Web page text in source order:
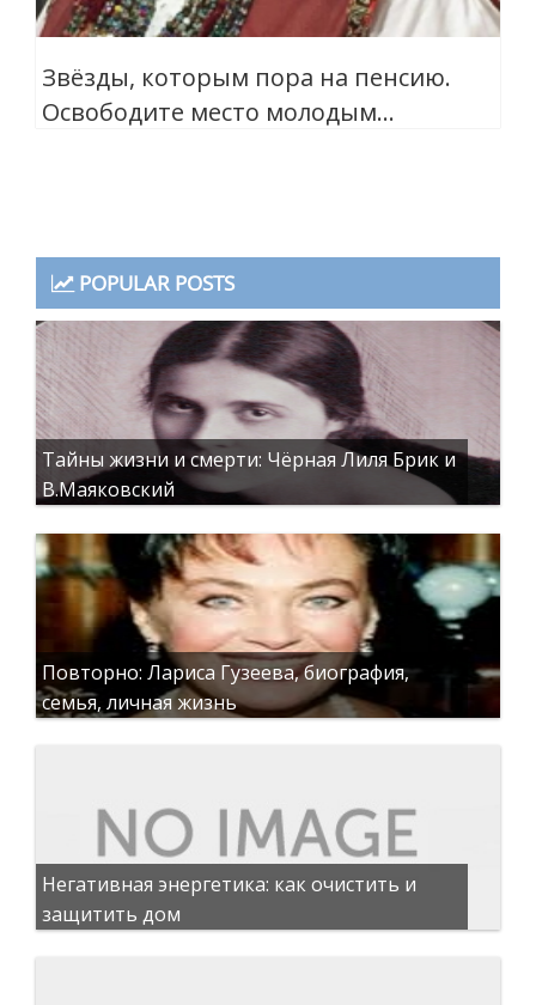
Звёзды, которым пора на пенсию.
Освободите место молодым…
POPULAR POSTS
Тайны жизни и смерти: Чёрная Лиля Брик и
В.Маяковский
Повторно: Лариса Гузеева, биография,
семья, личная жизнь
Негативная энергетика: как очистить и
защитить дом